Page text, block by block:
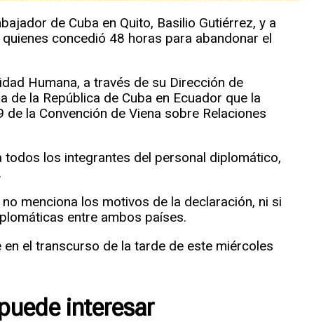
de Cuba en Quito, Basilio Gutiérrez, y a
concedió 48 horas para abandonar el
Humana, a través de su Dirección de
la República de Cuba en Ecuador que la
la Convención de Viena sobre Relaciones
los integrantes del personal diplomático,
menciona los motivos de la declaración, ni si
entre ambos países.
el transcurso de la tarde de este miércoles
interesar